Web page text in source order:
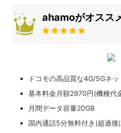
ahamoがオスス
ドコモの高品質な4G/5Gネ
基本料金月額2970円(機種代
月間データ容量20GB
国内通話5分無料付き(超過